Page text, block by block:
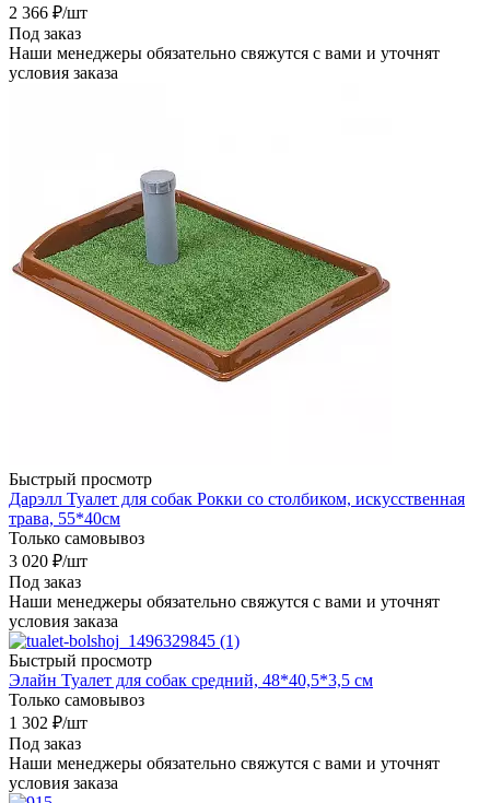
2 366 ₽/шт
Под заказ
Наши менеджеры обязательно свяжутся с вами и уточнят
условия заказа
Быстрый просмотр
Дарэлл Туалет для собак Рокки со столбиком, искусственная
трава, 55*40см
Только самовывоз
3 020 ₽/шт
Под заказ
Наши менеджеры обязательно свяжутся с вами и уточнят
условия заказа
Быстрый просмотр
Элайн Туалет для собак средний, 48*40,5*3,5 см
Только самовывоз
1 302 ₽/шт
Под заказ
Наши менеджеры обязательно свяжутся с вами и уточнят
условия заказа